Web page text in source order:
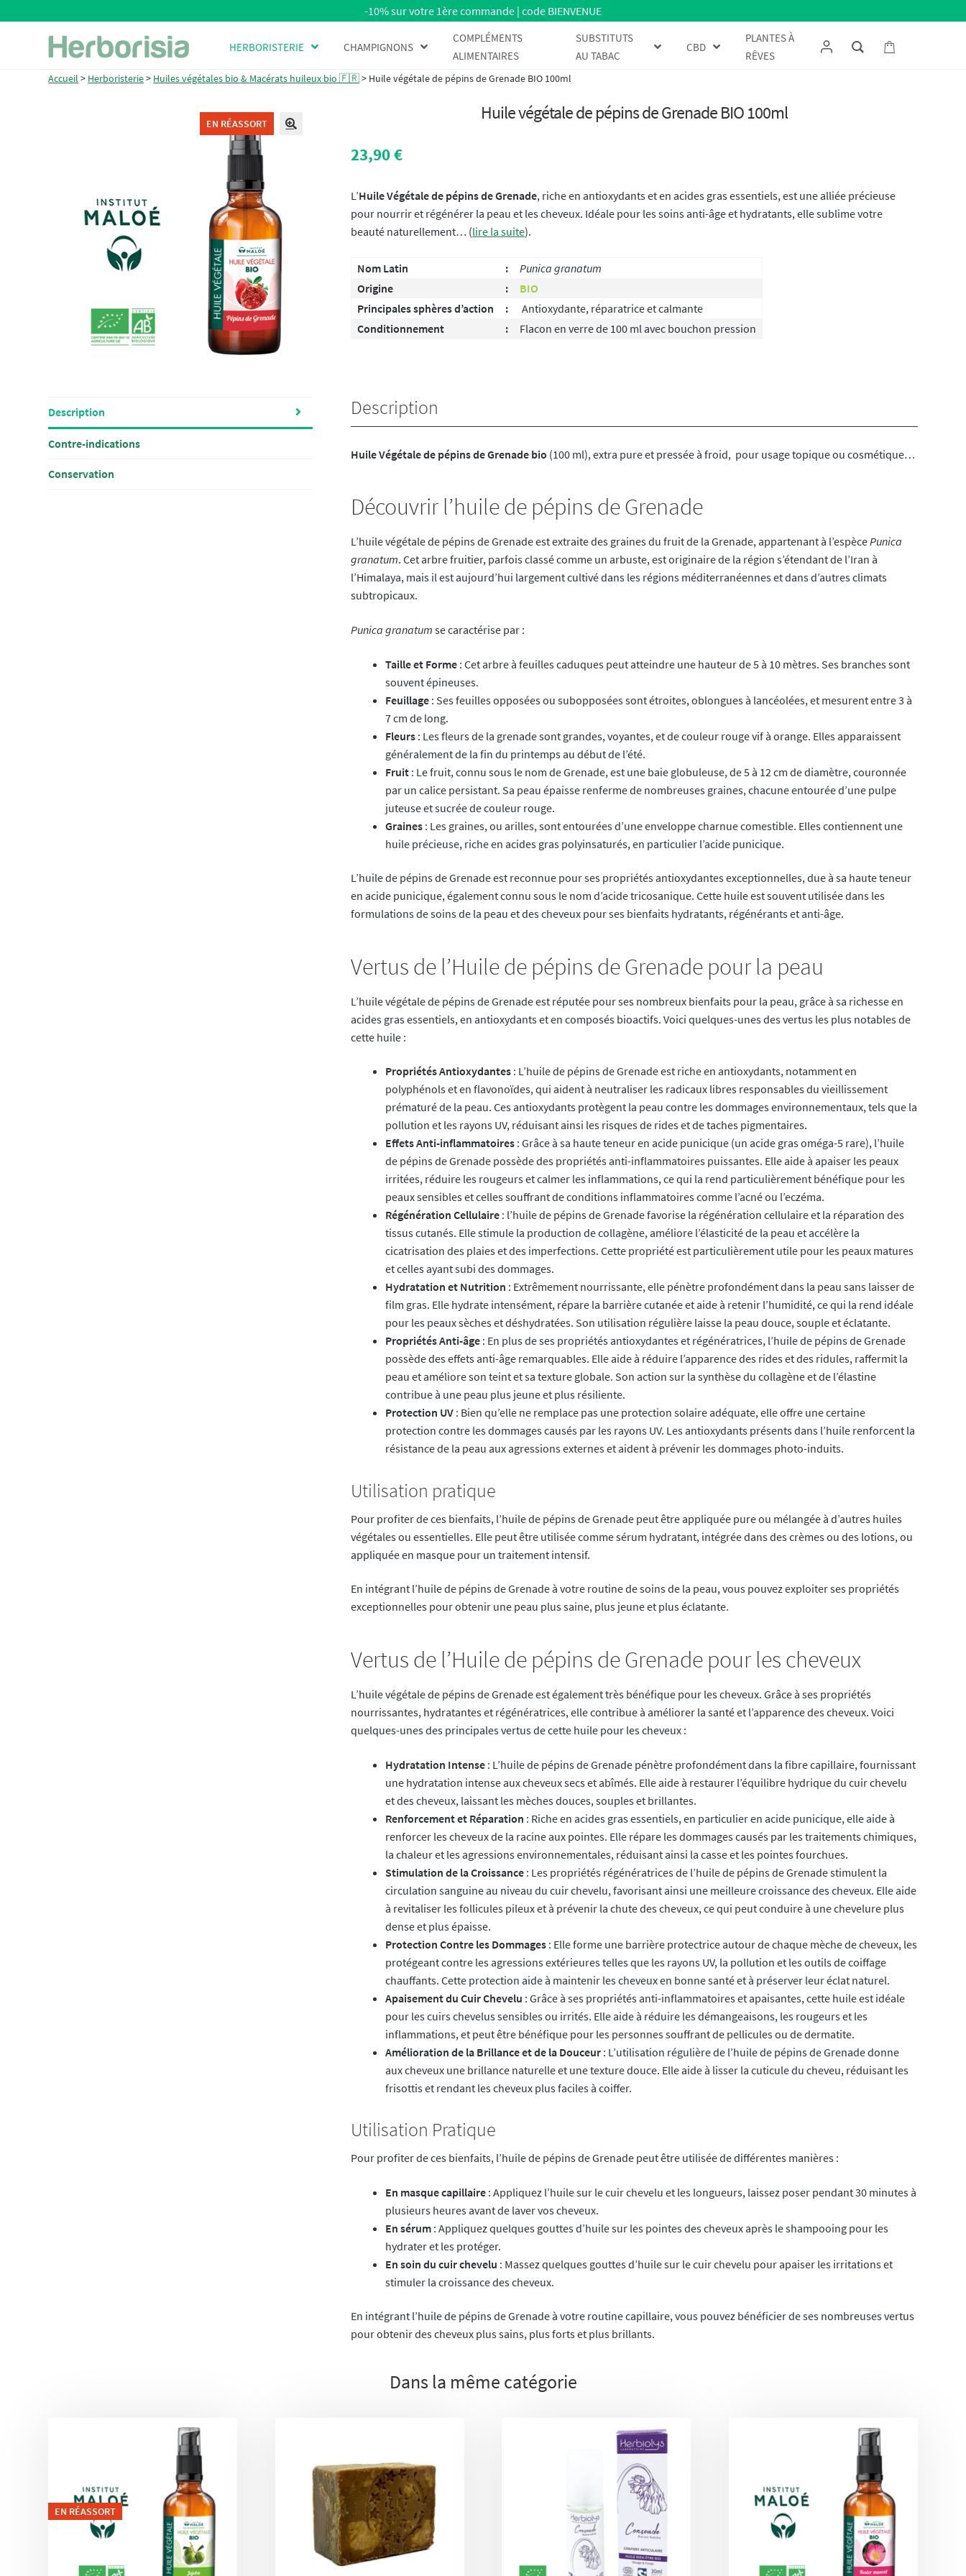
Aller
à
la
Aller
au
contenu
-10% sur votre 1ère commande | code BIENVENUE
HERBORISTERIE CHAMPIGNONS
COMPLÉMENTS
ALIMENTAIRES
SUBSTITUTS
AU TABAC
CBD
PLANTES À
RÊVES
Accueil > Herboristerie> Huiles végétales bio & Macérats huileux bio 🇫🇷> Huile végétale de pépins de Grenade BIO 100ml
EN RÉASSORT Huile végétale de pépins de Grenade BIO 100ml
23,90€
L’Huile Végétale de pépins de Grenade, riche en antioxydants et en acides gras essentiels, est une alliée précieuse
pour nourrir et régénérer la peau et les cheveux. Idéale pour les soins anti-âge et hydratants, elle sublime votre
beauté naturellement… (lire la suite).
Nom Latin :
Punica granatum
Origine
:
BIO
Principales sphères d’action
:
Antioxydante, réparatrice et calmante
Conditionnement
: Flacon en verre de 100 ml avec bouchon pression
Description
Contre-indications
Conservation
Description
Huile Végétale de pépins de Grenade bio (100 ml), extra pure et pressée à froid, pour usage topique ou cosmétique…
Découvrir l’huile de pépins de Grenade
L’huile végétale de pépins de Grenade est extraite des graines du fruit de la Grenade, appartenant à l’espècePunica
granatum. Cet arbre fruitier, parfois classé comme un arbuste, est originaire de la région s’étendant de l’Iran à
l’Himalaya, mais il est aujourd’hui largement cultivé dans les régions méditerranéennes et dans d’autres climats
subtropicaux.
Punica granatum se caractérise par :
Taille et Forme: Cet arbre à feuilles caduques peut atteindre une hauteur de 5 à 10 mètres. Ses branches sont
souvent épineuses.
Feuillage: Ses feuilles opposées ou subopposées sont étroites, oblongues à lancéolées, et mesurent entre 3 à
7 cm de long.
Fleurs: Les fleurs de la grenade sont grandes, voyantes, et de couleur rouge vif à orange. Elles apparaissent
généralement de la fin du printemps au début de l’été.
Fruit: Le fruit, connu sous le nom de Grenade, est une baie globuleuse, de 5 à 12 cm de diamètre, couronnée
par un calice persistant. Sa peau épaisse renferme de nombreuses graines, chacune entourée d’une pulpe
juteuse et sucrée de couleur rouge.
Graines: Les graines, ou arilles, sont entourées d’une enveloppe charnue comestible. Elles contiennent une
huile précieuse, riche en acides gras polyinsaturés, en particulier l’acide punicique.
L’huile de pépins de Grenade est reconnue pour ses propriétés antioxydantes exceptionnelles, due à sa haute teneur
en acide punicique, également connu sous le nom d’acide tricosanique. Cette huile est souvent utilisée dans les
formulations de soins de la peau et des cheveux pour ses bienfaits hydratants, régénérants et anti-âge.
Vertus de l’Huile de pépins de Grenade pour la peau
L’huile végétale de pépins de Grenade est réputée pour ses nombreux bienfaits pour la peau, grâce à sa richesse en
acides gras essentiels, en antioxydants et en composés bioactifs. Voici quelques-unes des vertus les plus notables de
cette huile :
Propriétés Antioxydantes: L’huile de pépins de Grenade est riche en antioxydants, notamment en
polyphénols et en flavonoïdes, qui aident à neutraliser les radicaux libres responsables du vieillissement
prématuré de la peau. Ces antioxydants protègent la peau contre les dommages environnementaux, tels que la
pollution et les rayons UV, réduisant ainsi les risques de rides et de taches pigmentaires.
Effets Anti-inflammatoires: Grâce à sa haute teneur en acide punicique (un acide gras oméga-5 rare), l’huile
de pépins de Grenade possède des propriétés anti-inflammatoires puissantes. Elle aide à apaiser les peaux
irritées, réduire les rougeurs et calmer les inflammations, ce qui la rend particulièrement bénéfique pour les
peaux sensibles et celles souffrant de conditions inflammatoires comme l’acné ou l’eczéma.
Régénération Cellulaire: l’huile de pépins de Grenade favorise la régénération cellulaire et la réparation des
tissus cutanés. Elle stimule la production de collagène, améliore l’élasticité de la peau et accélère la
cicatrisation des plaies et des imperfections. Cette propriété est particulièrement utile pour les peaux matures
et celles ayant subi des dommages.
Hydratation et Nutrition : Extrêmement nourrissante, elle pénètre profondément dans la peau sans laisser de
film gras. Elle hydrate intensément, répare la barrière cutanée et aide à retenir l’humidité, ce qui la rend idéale
pour les peaux sèches et déshydratées. Son utilisation régulière laisse la peau douce, souple et éclatante.
Propriétés Anti-âge: En plus de ses propriétés antioxydantes et régénératrices, l’huile de pépins de Grenade
possède des effets anti-âge remarquables. Elle aide à réduire l’apparence des rides et des ridules, raffermit la
peau et améliore son teint et sa texture globale. Son action sur la synthèse du collagène et de l’élastine
contribue à une peau plus jeune et plus résiliente.
Protection UV: Bien qu’elle ne remplace pas une protection solaire adéquate, elle offre une certaine
protection contre les dommages causés par les rayons UV. Les antioxydants présents dans l’huile renforcent la
résistance de la peau aux agressions externes et aident à prévenir les dommages photo-induits.
Utilisation pratique
Pour profiter de ces bienfaits, l’huile de pépins de Grenade peut être appliquée pure ou mélangée à d’autres huiles
végétales ou essentielles. Elle peut être utilisée comme sérum hydratant, intégrée dans des crèmes ou des lotions, ou
appliquée en masque pour un traitement intensif.
En intégrant l’huile de pépins de Grenade à votre routine de soins de la peau, vous pouvez exploiter ses propriétés
exceptionnelles pour obtenir une peau plus saine, plus jeune et plus éclatante.
Vertus de l’Huile de pépins de Grenade pour les cheveux
L’huile végétale de pépins de Grenade est également très bénéfique pour les cheveux. Grâce à ses propriétés
nourrissantes, hydratantes et régénératrices, elle contribue à améliorer la santé et l’apparence des cheveux. Voici
quelques-unes des principales vertus de cette huile pour les cheveux :
Hydratation Intense: L’huile de pépins de Grenade pénètre profondément dans la fibre capillaire, fournissant
une hydratation intense aux cheveux secs et abîmés. Elle aide à restaurer l’équilibre hydrique du cuir chevelu
et des cheveux, laissant les mèches douces, souples et brillantes.
Renforcement et Réparation : Riche en acides gras essentiels, en particulier en acide punicique, elle aide à
renforcer les cheveux de la racine aux pointes. Elle répare les dommages causés par les traitements chimiques,
la chaleur et les agressions environnementales, réduisant ainsi la casse et les pointes fourchues.
Stimulation de la Croissance: Les propriétés régénératrices de l’huile de pépins de Grenade stimulent la
circulation sanguine au niveau du cuir chevelu, favorisant ainsi une meilleure croissance des cheveux. Elle aide
à revitaliser les follicules pileux et à prévenir la chute des cheveux, ce qui peut conduire à une chevelure plus
dense et plus épaisse.
Protection Contre les Dommages: Elle forme une barrière protectrice autour de chaque mèche de cheveux, les
protégeant contre les agressions extérieures telles que les rayons UV, la pollution et les outils de coiffage
chauffants. Cette protection aide à maintenir les cheveux en bonne santé et à préserver leur éclat naturel.
Apaisement du Cuir Chevelu : Grâce à ses propriétés anti-inflammatoires et apaisantes, cette huile est idéale
pour les cuirs chevelus sensibles ou irrités. Elle aide à réduire les démangeaisons, les rougeurs et les
inflammations, et peut être bénéfique pour les personnes souffrant de pellicules ou de dermatite.
Amélioration de la Brillance et de la Douceur: L’utilisation régulière de l’huile de pépins de Grenade donne
aux cheveux une brillance naturelle et une texture douce. Elle aide à lisser la cuticule du cheveu, réduisant les
frisottis et rendant les cheveux plus faciles à coiffer.
Utilisation Pratique
Pour profiter de ces bienfaits, l’huile de pépins de Grenade peut être utilisée de différentes manières :
En masque capillaire: Appliquez l’huile sur le cuir chevelu et les longueurs, laissez poser pendant 30 minutes à
plusieurs heures avant de laver vos cheveux.
En sérum: Appliquez quelques gouttes d’huile sur les pointes des cheveux après le shampooing pour les
hydrater et les protéger.
En soin du cuir chevelu : Massez quelques gouttes d’huile sur le cuir chevelu pour apaiser les irritations et
stimuler la croissance des cheveux.
En intégrant l’huile de pépins de Grenade à votre routine capillaire, vous pouvez bénéficier de ses nombreuses vertus
pour obtenir des cheveux plus sains, plus forts et plus brillants.
Dans la même catégorie
EN RÉASSORT